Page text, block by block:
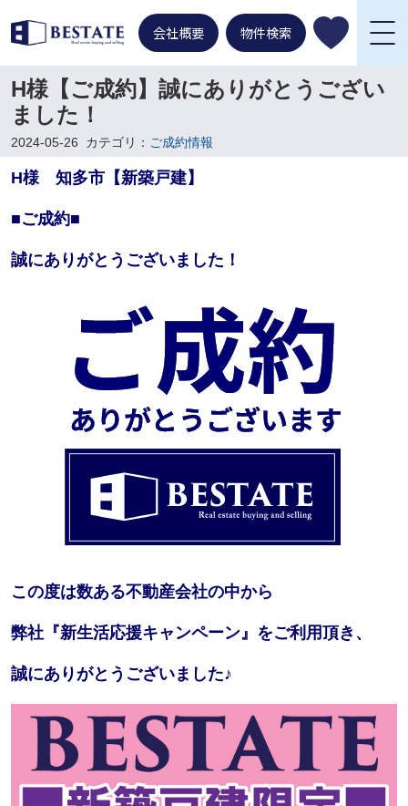
会社概要 物件検索
H様【ご成約】誠にありがとうござい
ました！
2024-05-26 カテゴリ： ご成約情報
H様 知多市【新築戸建】
■ご成約■
誠にありがとうございました！
この度は数ある不動産会社の中から
弊社『新生活応援キャンペーン』をご利用頂き、
誠にありがとうございました♪